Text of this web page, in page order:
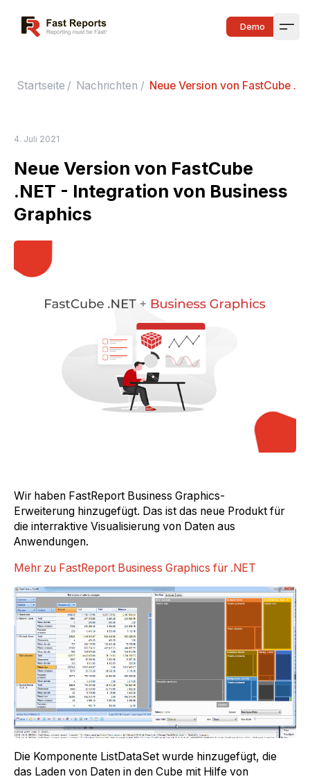
Fast Reports Demo
Startseite / Nachrichten / Neue Version von FastCube
4. Juli 2021
Neue Version von FastCube
.NET - Integration von Business
Graphics
Wir haben FastReport Business Graphics-
Erweiterung hinzugefügt. Das ist das neue Produkt für
die interraktive Visualisierung von Daten aus
Anwendungen.
Mehr zu FastReport Business Graphics für .NET
Die Komponente ListDataSet wurde hinzugefügt, die
das Laden von Daten in den Cube mit Hilfe von